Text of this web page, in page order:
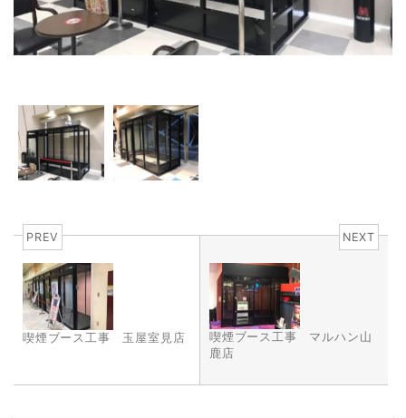
PREV
喫煙ブース工事 玉屋室見店
NEXT
喫煙ブース工事 マルハン山
鹿店